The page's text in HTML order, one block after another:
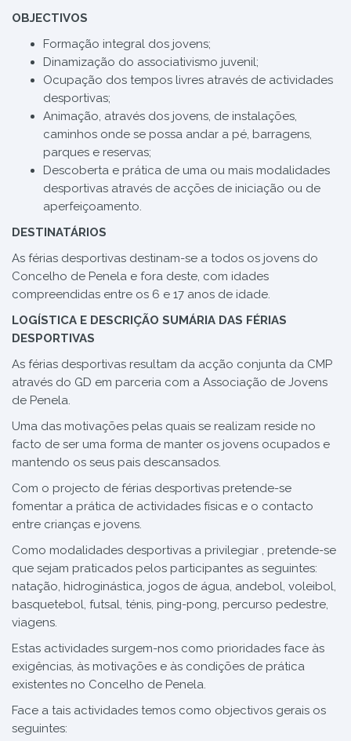
OBJECTIVOS
Formação integral dos jovens;
Dinamização do associativismo juvenil;
Ocupação dos tempos livres através de actividades
desportivas;
Animação, através dos jovens, de instalações,
caminhos onde se possa andar a pé, barragens,
parques e reservas;
Descoberta e prática de uma ou mais modalidades
desportivas através de acções de iniciação ou de
aperfeiçoamento.
DESTINATÁRIOS
As férias desportivas destinam-se a todos os jovens do
Concelho de Penela e fora deste, com idades
compreendidas entre os 6 e 17 anos de idade.
LOGÍSTICA E DESCRIÇÃO SUMÁRIA DAS FÉRIAS
DESPORTIVAS
As férias desportivas resultam da acção conjunta da CMP
através do GD em parceria com a Associação de Jovens
de Penela.
Uma das motivações pelas quais se realizam reside no
facto de ser uma forma de manter os jovens ocupados e
mantendo os seus pais descansados.
Com o projecto de férias desportivas pretende-se
fomentar a prática de actividades físicas e o contacto
entre crianças e jovens.
Como modalidades desportivas a privilegiar , pretende-se
que sejam praticados pelos participantes as seguintes:
natação, hidroginástica, jogos de água, andebol, voleibol,
basquetebol, futsal, ténis, ping-pong, percurso pedestre,
viagens.
Estas actividades surgem-nos como prioridades face às
exigências, às motivações e às condições de prática
existentes no Concelho de Penela.
Face a tais actividades temos como objectivos gerais os
seguintes: